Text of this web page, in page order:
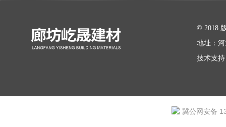
© 2018
地址：
技术支
冀公网安备